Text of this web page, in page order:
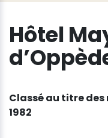
Hôtel
Classé au titre
1982